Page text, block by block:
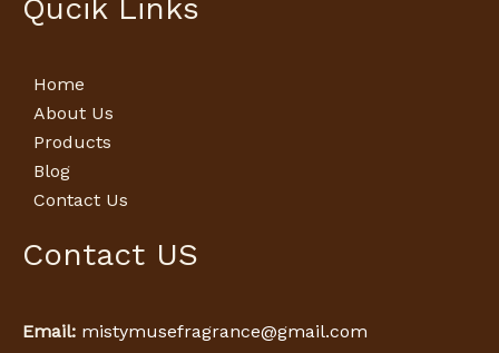
Qucik Links
Home
About Us
Products
Blog
Contact Us
Contact US
Email: mistymusefragrance@gmail.com